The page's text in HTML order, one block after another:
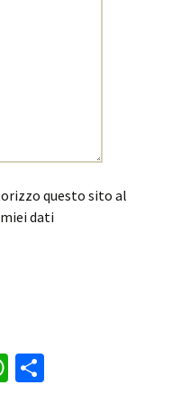
questo sito al
dati
W